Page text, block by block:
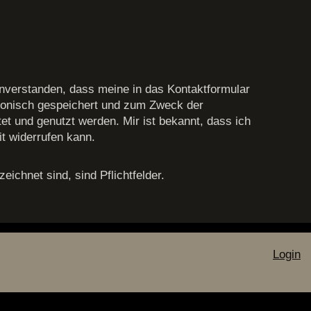
dass meine in das Kontaktformular
gespeichert und zum Zweck der
und genutzt werden. Mir ist bekannt, dass ich
widerrufen kann.
sind, sind Pflichtfelder.
Login